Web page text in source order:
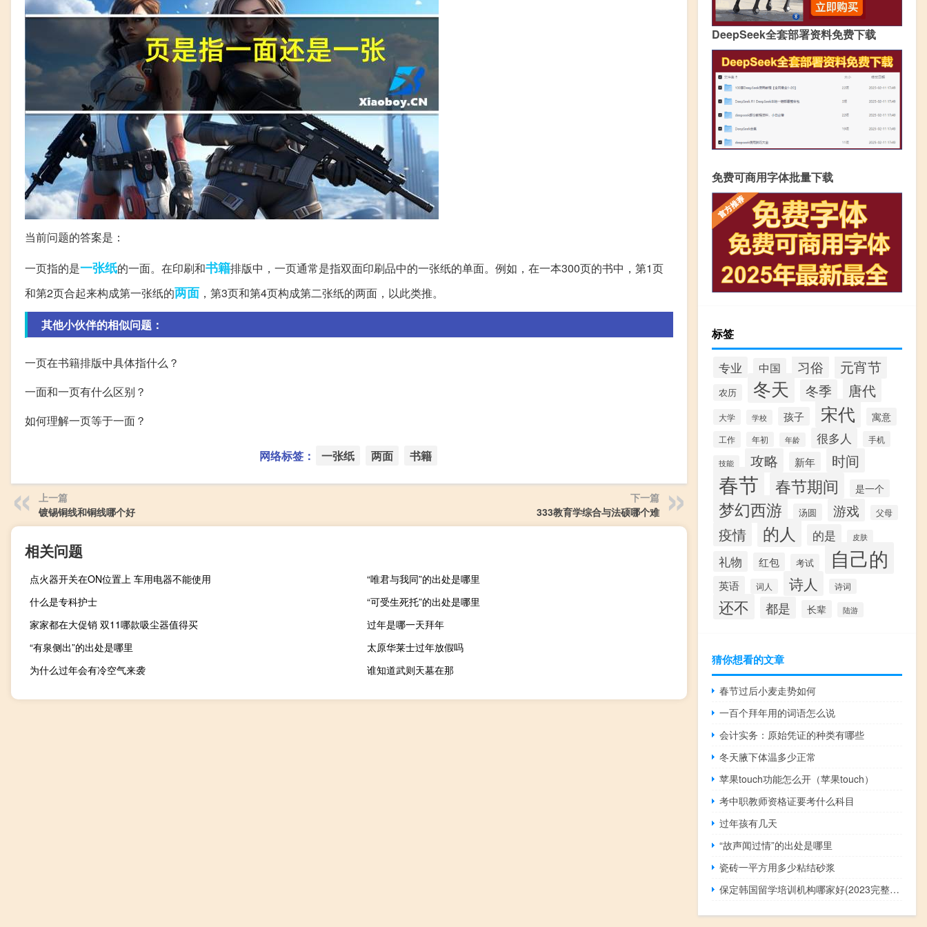
当前问题的答案是：
一页指的是一张纸的一面。在印刷和书籍排版中，一页通常是指双面印刷品中的一张纸的单面。例如，在一本300页的书中，第1页
和第2页合起来构成第一张纸的两面 ，第3页和第4页构成第二张纸的两面，以此类推。
其他小伙伴的相似问题：
一页在书籍排版中具体指什么？
一面和一页有什么区别？
如何理解一页等于一面？
网络标签： 一张纸 两面 书籍
上一篇
镀锡铜线和铜线哪个好
下一篇
333教育学综合与法硕哪个难
相关问题
点火器开关在ON位置上 车用电器不能使用
“唯君与我同”的出处是哪里
什么是专科护士
“可受生死托”的出处是哪里
家家都在大促销 双11哪款吸尘器值得买
过年是哪一天拜年
“有泉侧出”的出处是哪里
太原华莱士过年放假吗
为什么过年会有冷空气来袭
谁知道武则天墓在那
DeepSeek全套部署资料免费下载
免费可商用字体批量下载
标签
专业 中国 习俗 元宵节
农历 冬天 冬季 唐代
大学 学校 孩子 宋代 寓意
工作 年初 年龄 很多人 手机
技能 攻略 新年 时间
春节 春节期间 是一个
梦幻西游 汤圆 游戏 父母
疫情 的人 的是 皮肤
礼物 红包 考试 自己的
英语 词人 诗人 诗词
还不 都是 长辈 陆游
猜你想看的文章
春节过后小麦走势如何
一百个拜年用的词语怎么说
会计实务：原始凭证的种类有哪些
冬天腋下体温多少正常
苹果touch功能怎么开（苹果touch）
考中职教师资格证要考什么科目
过年孩有几天
“故声闻过情”的出处是哪里
瓷砖一平方用多少粘结砂浆
保定韩国留学培训机构哪家好(2023完整版)